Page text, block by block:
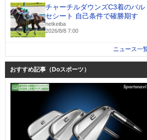
チャーチルダウンズC3着のバル
セシート 自己条件で確勝期す
netkeiba
2026/8/8 7:00
ニュース一
おすすめ記事（Doスポーツ）